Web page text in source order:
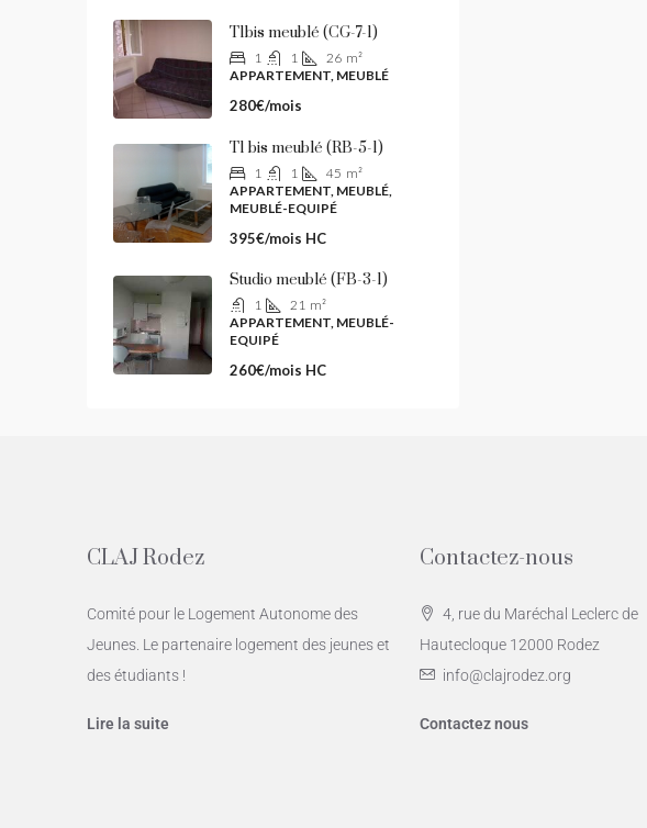
T1bis meublé (CG-7-1)
1 1 26 m²
APPARTEMENT, MEUBLÉ
280€/mois
T1 bis meublé (RB-5-1)
1 1 45 m²
APPARTEMENT, MEUBLÉ,
MEUBLÉ-EQUIPÉ
395€/mois HC
Studio meublé (FB-3-1)
1 21 m²
APPARTEMENT, MEUBLÉ-
EQUIPÉ
260€/mois HC
CLAJ Rodez
Comité pour le Logement Autonome des
Jeunes. Le partenaire logement des jeunes et
des étudiants !
Lire la suite
Contactez-nous
4, rue du Maréchal Leclerc de
Hautecloque 12000 Rodez
info@clajrodez.org
Contactez nous